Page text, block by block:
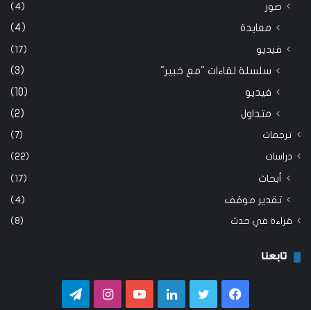
صور (4)
معايدة (4)
فيديو (17)
سلسلة لقاءات "مع خبير"
(3)
فيديو
(10)
متداول
(2)
ترجمات (7)
دراسات (22)
أبحاث (17)
تقدير موقف (4)
قراءة في حدث (8)
تابعنا
فيسبوكتويتر لينكدإنيوتيوبانستقرامتيلقرام